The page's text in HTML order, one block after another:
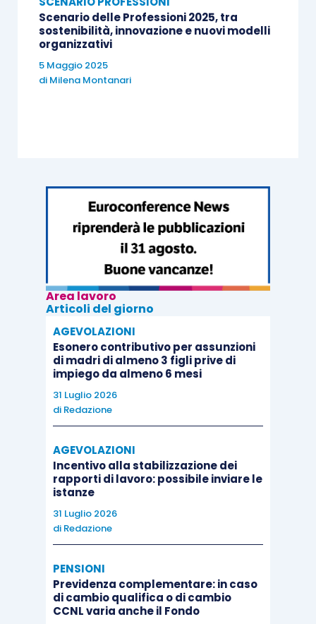
Scenario delle Professioni 2025, tra
sostenibilità, innovazione e nuovi modelli
organizzativi
5 Maggio 2025
di Milena Montanari
Area lavoro
Articoli del giorno
AGEVOLAZIONI
Esonero contributivo per assunzioni
di madri di almeno 3 figli prive di
impiego da almeno 6 mesi
31 Luglio 2026
di Redazione
AGEVOLAZIONI
Incentivo alla stabilizzazione dei
rapporti di lavoro: possibile inviare le
istanze
31 Luglio 2026
di Redazione
PENSIONI
Previdenza complementare: in caso
di cambio qualifica o di cambio
CCNL varia anche il Fondo